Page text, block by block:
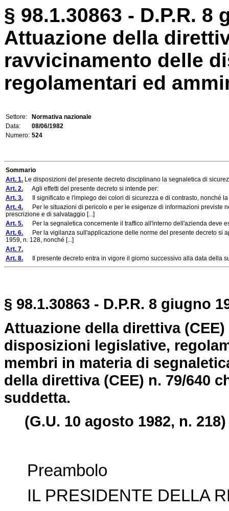
§ 98.1.30863 - D.P.R. 8
Attuazione della
ravvicinamento delle
regolamentari ed
Settore:
Normativa nazionale
Data:
08/06/1982
Numero: 524
Sommario
Art. 1. Le disposizioni del presente decreto disciplinano la segnaletica di
Art. 2. Agli effetti del presente decreto si intende per:
Art. 3. Il significato e l'impiego dei colori di sicurezza e di contrasto, nonché
Art. 4. Per le situazioni di pericolo e per le esigenze di informazioni previste
prescrizione e di salvataggio [...]
Art. 5. Per la segnaletica concernente il traffico all'interno dell'azienda deve
Art. 6. Per la vigilanza sull'applicazione delle norme del presente decreto si
1959, n. 128, nonché [...]
Art. 7.
Art. 8. Il presente decreto entra in vigore il giorno successivo alla data della
§ 98.1.30863 - D.P.R. 8 giugno
Attuazione della direttiva
disposizioni legislative,
membri in materia di
della direttiva (CEE) n. 79/640
suddetta.
(G.U. 10 agosto 1982, n. 218)
Preambolo
IL PRESIDENTE DELLA